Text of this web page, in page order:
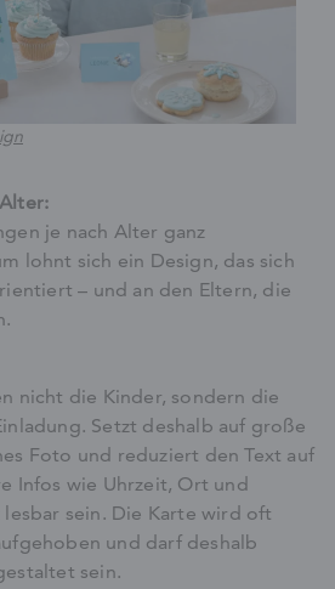
je nach Alter ganz
lohnt sich ein Design, das sich
– und an den Eltern, die
nicht die Kinder, sondern die
Setzt deshalb auf große
Foto und reduziert den Text auf
Infos wie Uhrzeit, Ort und
sein. Die Karte wird oft
und darf deshalb
sein.